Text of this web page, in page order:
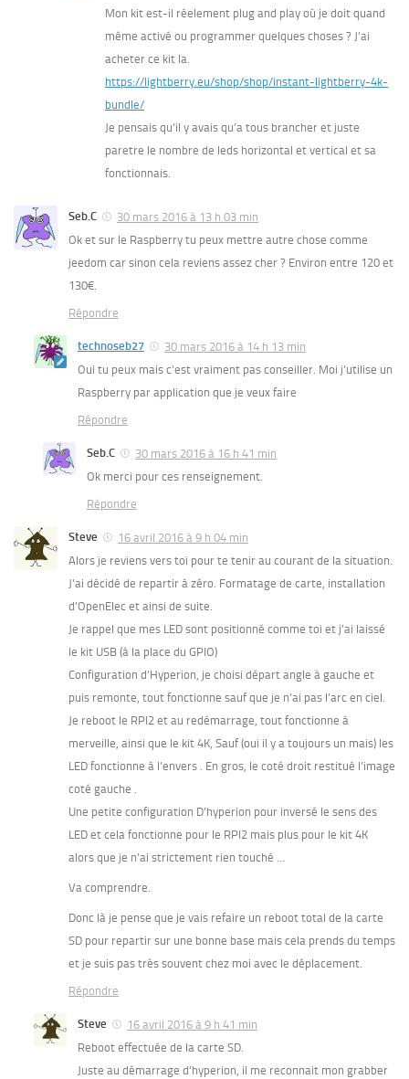
Mon kit est-il réelement plug and play où je doit quand
même activé ou programmer quelques choses ? J’ai
acheter ce kit la.
https://lightberry.eu/shop/shop/instant-lightberry-4k-
bundle/
Je pensais qu’il y avais qu’a tous brancher et juste
paretre le nombre de leds horizontal et vertical et sa
fonctionnais.
Seb.C
30 mars 2016 à 13 h 03 min
Ok et sur le Raspberry tu peux mettre autre chose comme
jeedom car sinon cela reviens assez cher ? Environ entre 120 et
130€.
Répondre
technoseb27
30 mars 2016 à 14 h 13 min
Oui tu peux mais c’est vraiment pas conseiller. Moi j’utilise un
Raspberry par application que je veux faire
Répondre
Seb.C
30 mars 2016 à 16 h 41 min
Ok merci pour ces renseignement.
Répondre
Steve
16 avril 2016 à 9 h 04 min
Alors je reviens vers toi pour te tenir au courant de la situation.
J’ai décidé de repartir à zéro. Formatage de carte, installation
d’OpenElec et ainsi de suite.
Je rappel que mes LED sont positionné comme toi et j’ai laissé
le kit USB (à la place du GPIO)
Configuration d’Hyperion, je choisi départ angle à gauche et
puis remonte, tout fonctionne sauf que je n’ai pas l’arc en ciel.
Je reboot le RPI2 et au redémarrage, tout fonctionne à
merveille, ainsi que le kit 4K, Sauf (oui il y a toujours un mais) les
LED fonctionne à l’envers . En gros, le coté droit restitué l’image
coté gauche .
Une petite configuration D’hyperion pour inversé le sens des
LED et cela fonctionne pour le RPI2 mais plus pour le kit 4K
alors que je n’ai strictement rien touché …
Va comprendre.
Donc là je pense que je vais refaire un reboot total de la carte
SD pour repartir sur une bonne base mais cela prends du temps
et je suis pas très souvent chez moi avec le déplacement.
Répondre
Steve
16 avril 2016 à 9 h 41 min
Reboot effectuée de la carte SD.
Juste au démarrage d’hyperion, il me reconnait mon grabber